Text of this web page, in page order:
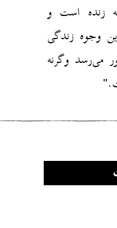
زنده است و
وجوه زندگی
می‌رسد وگرنه